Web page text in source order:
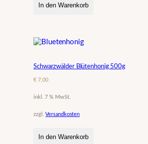
e
e
In den Warenkorb
Schwarzwälder Blütenhonig 500g
€7,00
inkl. 7 % MwSt.
zzgl.Versandkosten
In den Warenkorb